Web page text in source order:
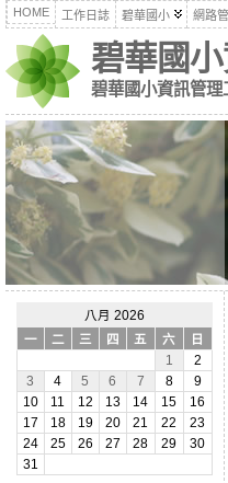
HOME 工作日誌 碧華國小 網路
碧華國
碧華國小資訊管理
八月 2026
一
二 三 四 五 六
日
1
2
3
4 5 6 7 8
9
10
11 12 13 14 15
16
17
18 19 20 21 22
23
24
25 26 27 28 29
30
31